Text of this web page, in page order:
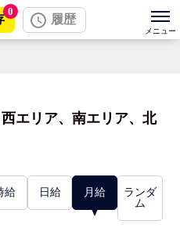
0
履歴
エリア、南エリア、北
給 日給 月給
ランダ
ム